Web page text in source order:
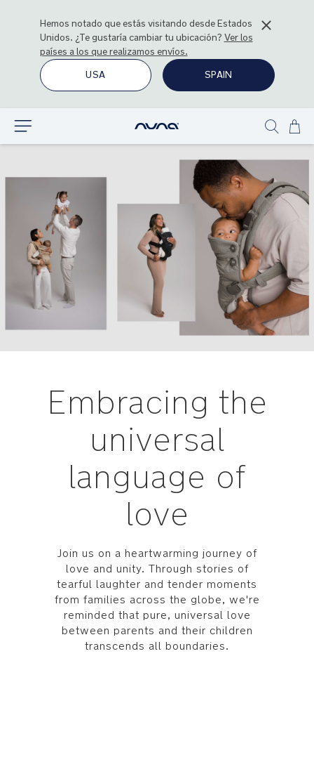
Hemos notado que estás visitando desdeEstados
Unidos. ¿Te gustaría cambiar tu ubicación? Ver los
países a los que realizamos envíos.
USA
SPAIN
Ir
al
Show
search
Embracing the
universal
language of
love
Join us on a heartwarming journey of
love and unity. Through stories of
tearful laughter and tender moments
from families across the globe, we're
reminded that pure, universal love
between parents and their children
transcends all boundaries.